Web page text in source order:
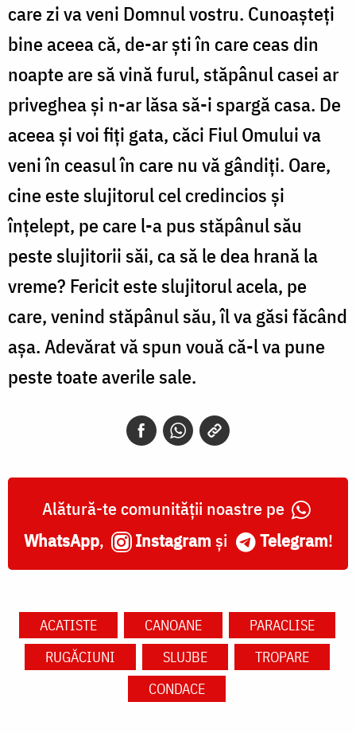
care zi va veni Domnul vostru. Cunoaşteţi
bine aceea că, de-ar şti în care ceas din
noapte are să vină furul, stăpânul casei ar
priveghea şi n-ar lăsa să-i spargă casa. De
aceea şi voi fiţi gata, căci Fiul Omului va
veni în ceasul în care nu vă gândiţi. Oare,
cine este slujitorul cel credincios şi
înţelept, pe care l-a pus stăpânul său
peste slujitorii săi, ca să le dea hrană la
vreme? Fericit este slujitorul acela, pe
care, venind stăpânul său, îl va găsi făcând
aşa. Adevărat vă spun vouă că-l va pune
peste toate averile sale.
Alătură-te comunității noastre pe
WhatsApp, Instagram și Telegram!
ACATISTE CANOANE
PARACLISE
RUGĂCIUNI
SLUJBE
TROPARE
CONDACE